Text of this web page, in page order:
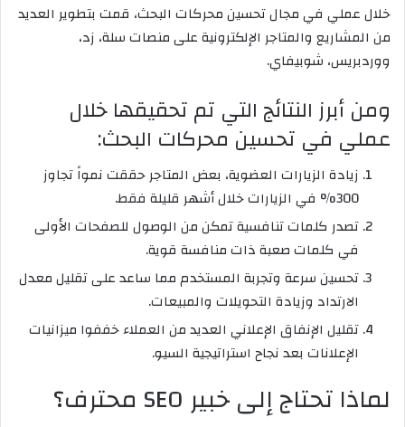
خلال عملي في مجال تحسين محركات البحث، قمت بتطوير العديد
من المشاريع والمتاجر الإلكترونية على منصات سلة، زد،
ووردبريس، شوبيفاي.
ومن أبرز النتائج التي تم تحقيقها خلال
عملي في تحسين محركات البحث:
زيادة الزيارات العضوية، بعض المتاجر حققت نمواً تجاوز
300% في الزيارات خلال أشهر قليلة فقط.
تصدر كلمات تنافسية تمكن من الوصول للصفحات الأولى
في كلمات صعبة ذات منافسة قوية.
تحسين سرعة وتجربة المستخدم مما ساعد على تقليل معدل
الارتداد وزيادة التحويلات والمبيعات.
تقليل الإنفاق الإعلاني العديد من العملاء خففوا ميزانيات
الإعلانات بعد نجاح استراتيجية السيو.
لماذا تحتاج إلى خبير SEO محترف؟